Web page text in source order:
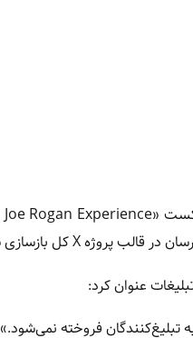
عنوان کرد:
تبلیغ‌کنندگان فروخته نمی‌شود.»